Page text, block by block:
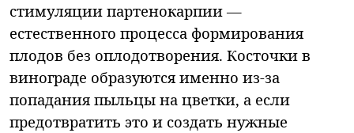
стимуляции партенокарпии —
естественного процесса формирования
плодов без оплодотворения. Косточки в
винограде образуются именно из-за
попадания пыльцы на цветки, а если
предотвратить это и создать нужные